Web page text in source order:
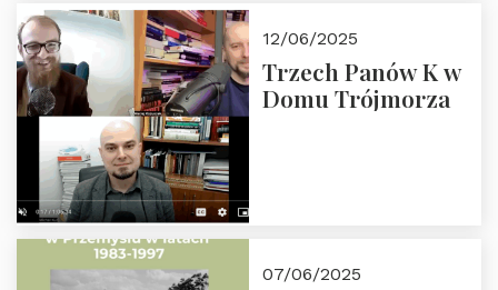
Fundacji
12/06/2025
Trzech Panów K w
Domu Trójmorza
07/06/2025